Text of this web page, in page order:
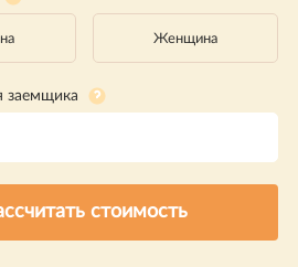
Женщина
заемщика
стоимость